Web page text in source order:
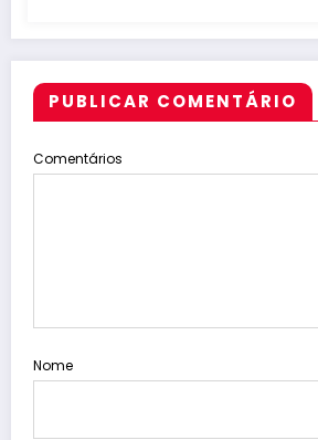
PUBLICAR COMENTÁRIO
Comentários
Nome